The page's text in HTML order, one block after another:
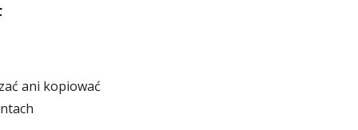
ani kopiować